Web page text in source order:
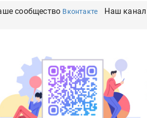
сообщество Вконтакте Наш канал